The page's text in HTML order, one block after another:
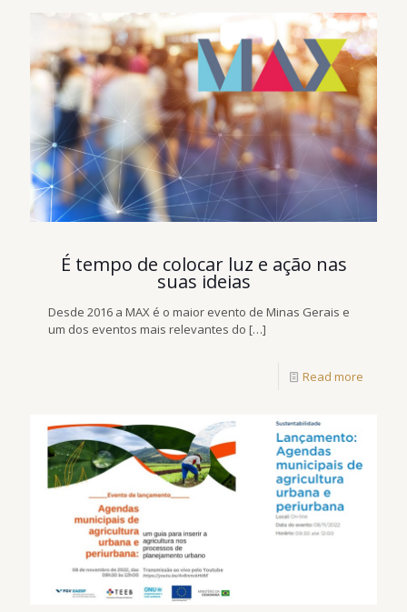
É tempo de colocar luz e ação nas
suas ideias
Desde 2016 a MAX é o maior evento de Minas Gerais e
um dos eventos mais relevantes do […]
Read more